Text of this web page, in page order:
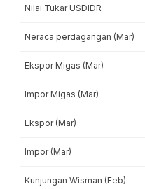
Nilai Tukar USDIDR
Neraca perdagangan (Mar)
Ekspor Migas (Mar)
Impor Migas (Mar)
Ekspor (Mar)
Impor (Mar)
Kunjungan Wisman (Feb)